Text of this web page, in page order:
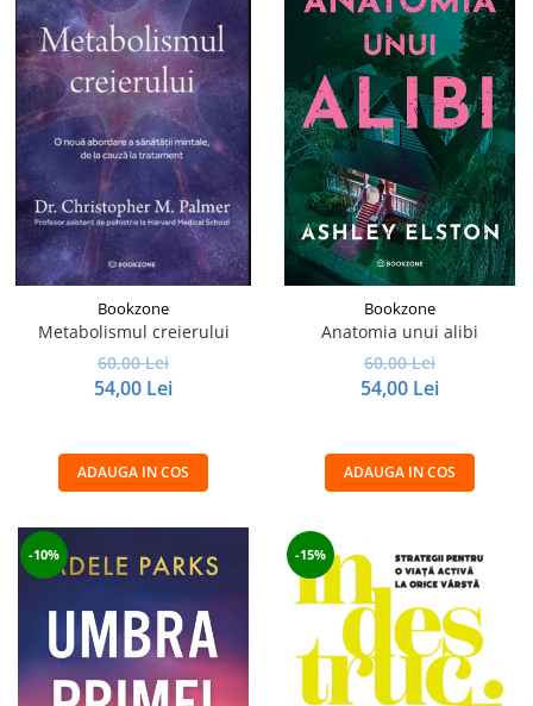
Bookzone
Metabolismul creierului
60,00 Lei
54,00 Lei
ADAUGA IN COS
Bookzone
Anatomia unui alibi
60,00 Lei
54,00 Lei
ADAUGA IN COS
-10% -15%